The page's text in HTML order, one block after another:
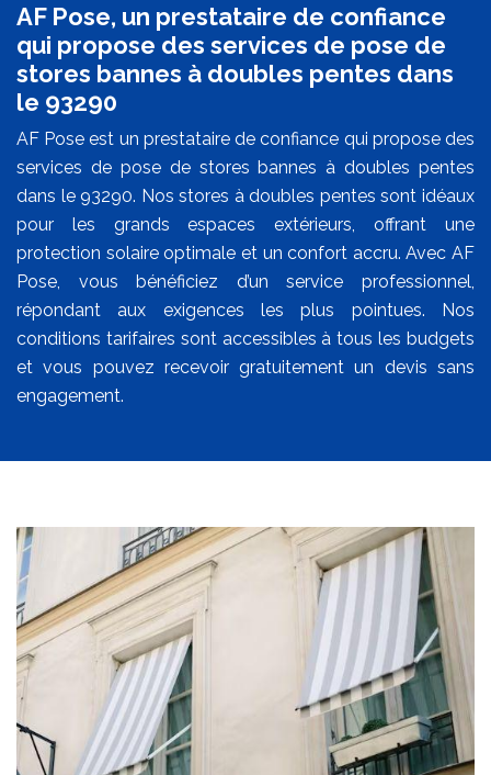
AF Pose, un prestataire de confiance
qui propose des services de pose de
stores bannes à doubles pentes dans
le 93290
AF Pose est un prestataire de confiance qui propose des
services de pose de stores bannes à doubles pentes
dans le 93290. Nos stores à doubles pentes sont idéaux
pour les grands espaces extérieurs, offrant une
protection solaire optimale et un confort accru. Avec AF
Pose, vous bénéficiez d’un service professionnel,
répondant aux exigences les plus pointues. Nos
conditions tarifaires sont accessibles à tous les budgets
et vous pouvez recevoir gratuitement un devis sans
engagement.